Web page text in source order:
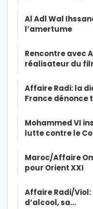
Al Adl Wal
l’amertume
Rencontre avec
réalisateur du
Affaire Radi: la
France dénonce
Mohammed VI
lutte contre le
Maroc/Affaire
pour Orient XXI
Affaire Radi/Viol:
d’alcool, sa…